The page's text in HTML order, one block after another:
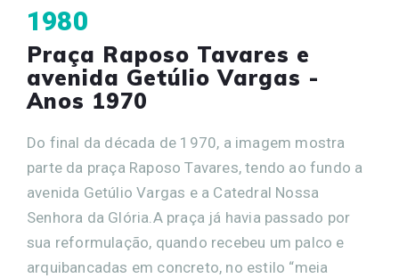
1980
Praça Raposo Tavares e
avenida Getúlio Vargas -
Anos 1970
Do final da década de 1970, a imagem mostra
parte da praça Raposo Tavares, tendo ao fundo a
avenida Getúlio Vargas e a Catedral Nossa
Senhora da Glória.A praça já havia passado por
sua reformulação, quando recebeu um palco e
arquibancadas em concreto, no estilo “meia